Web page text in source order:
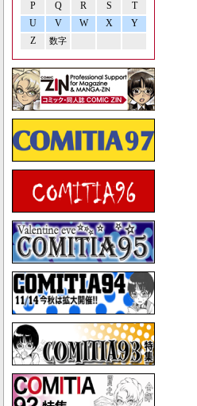
P Q R S
T
U
V W X
Y
Z
数字